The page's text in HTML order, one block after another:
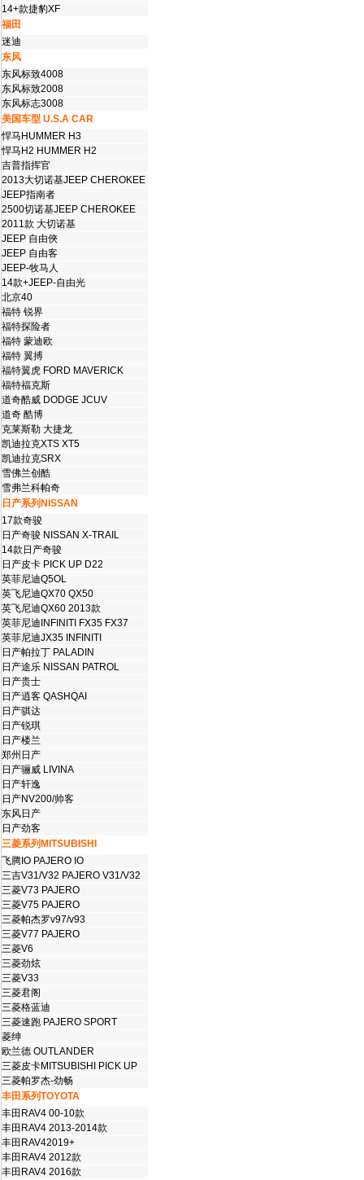
14+款捷豹XF
福田
迷迪
东风
东风标致4008
东风标致2008
东风标志3008
美国车型 U.S.A CAR
悍马HUMMER H3
悍马H2 HUMMER H2
吉普指挥官
2013大切诺基JEEP CHEROKEE
JEEP指南者
2500切诺基JEEP CHEROKEE
2011款 大切诺基
JEEP 自由俠
JEEP 自由客
JEEP-牧马人
14款+JEEP-自由光
北京40
福特 锐界
福特探险者
福特 蒙迪欧
福特 翼搏
福特翼虎 FORD MAVERICK
福特福克斯
道奇酷威 DODGE JCUV
道奇 酷博
克莱斯勒 大捷龙
凯迪拉克XTS XT5
凯迪拉克SRX
雪佛兰创酷
雪弗兰科帕奇
日产系列NISSAN
17款奇骏
日产奇骏 NISSAN X-TRAIL
14款日产奇骏
日产皮卡 PICK UP D22
英菲尼迪Q5OL
英飞尼迪QX70 QX50
英飞尼迪QX60 2013款
英菲尼迪INFINITI FX35 FX37
英菲尼迪JX35 INFINITI
日产帕拉丁 PALADIN
日产途乐 NISSAN PATROL
日产贵士
日产逍客 QASHQAI
日产骐达
日产锐琪
日产楼兰
郑州日产
日产骊威 LIVINA
日产轩逸
日产NV200/帅客
东风日产
日产劲客
三菱系列MITSUBISHI
飞腾IO PAJERO IO
三吉V31/V32 PAJERO V31/V32
三菱V73 PAJERO
三菱V75 PAJERO
三菱帕杰罗v97/v93
三菱V77 PAJERO
三菱V6
三菱劲炫
三菱V33
三菱君阁
三菱格蓝迪
三菱速跑 PAJERO SPORT
菱绅
欧兰德 OUTLANDER
三菱皮卡MITSUBISHI PICK UP
三菱帕罗杰-劲畅
丰田系列TOYOTA
丰田RAV4 00-10款
丰田RAV4 2013-2014款
丰田RAV42019+
丰田RAV4 2012款
丰田RAV4 2016款